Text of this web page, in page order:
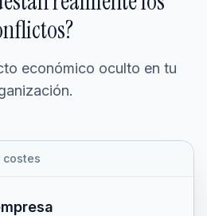
económico oculto en tu
costes